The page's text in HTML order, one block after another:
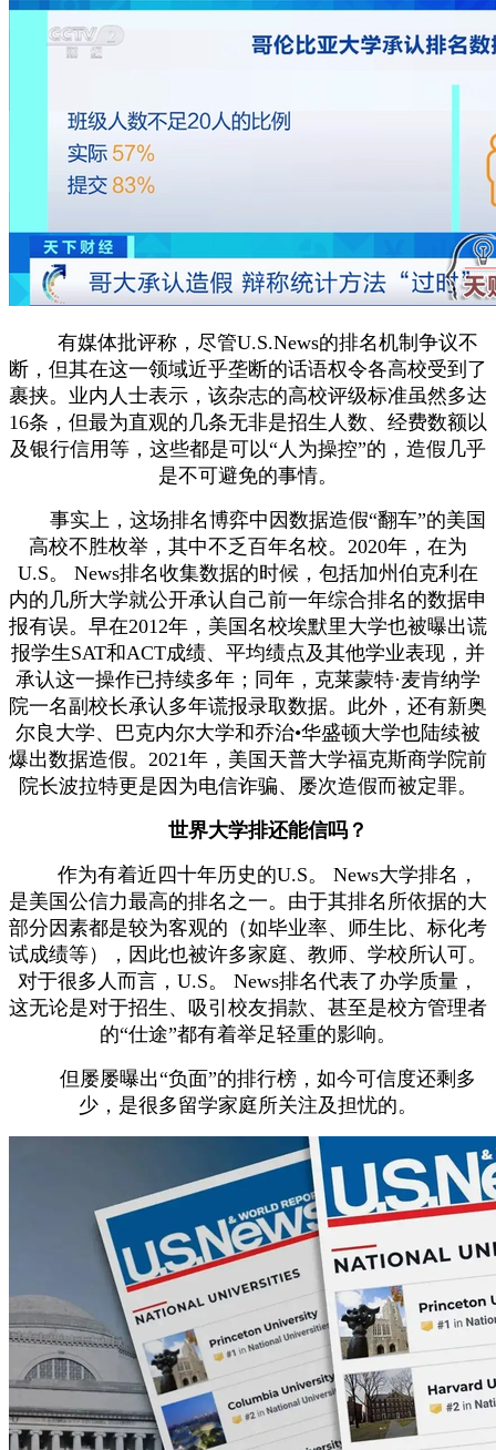
有媒体批评称，尽管U.S.News的排名机制争议不
断，但其在这一领域近乎垄断的话语权令各高校受到了
裹挟。业内人士表示，该杂志的高校评级标准虽然多达
16条，但最为直观的几条无非是招生人数、经费数额以
及银行信用等，这些都是可以“人为操控”的，造假几乎
是不可避免的事情。
事实上，这场排名博弈中因数据造假“翻车”的美国
高校不胜枚举，其中不乏百年名校。2020年，在为
U.S。 News排名收集数据的时候，包括加州伯克利在
内的几所大学就公开承认自己前一年综合排名的数据申
报有误。早在2012年，美国名校埃默里大学也被曝出谎
报学生SAT和ACT成绩、平均绩点及其他学业表现，并
承认这一操作已持续多年；同年，克莱蒙特·麦肯纳学
院一名副校长承认多年谎报录取数据。此外，还有新奥
尔良大学、巴克内尔大学和乔治•华盛顿大学也陆续被
爆出数据造假。2021年，美国天普大学福克斯商学院前
院长波拉特更是因为电信诈骗、屡次造假而被定罪。
世界大学排还能信吗？
作为有着近四十年历史的U.S。 News大学排名，
是美国公信力最高的排名之一。由于其排名所依据的大
部分因素都是较为客观的（如毕业率、师生比、标化考
试成绩等），因此也被许多家庭、教师、学校所认可。
对于很多人而言，U.S。 News排名代表了办学质量，
这无论是对于招生、吸引校友捐款、甚至是校方管理者
的“仕途”都有着举足轻重的影响。
但屡屡曝出“负面”的排行榜，如今可信度还剩多
少，是很多留学家庭所关注及担忧的。